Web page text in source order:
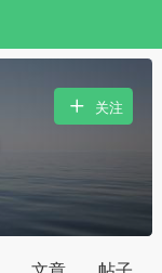
关注